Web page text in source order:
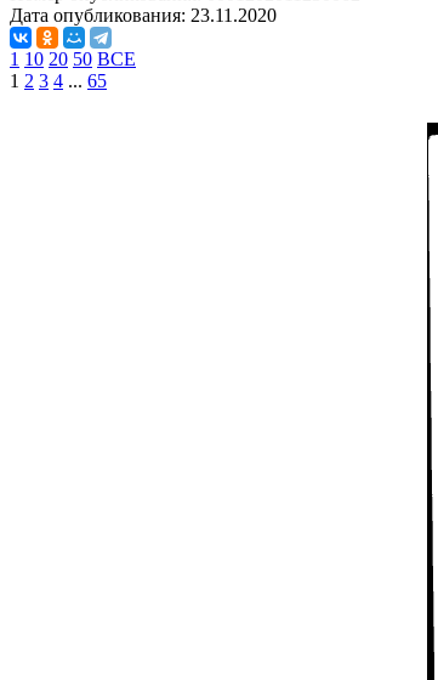
Дата опубликования: 23.11.2020
1 10 20 50 ВСЕ
1 2 3 4 ... 65